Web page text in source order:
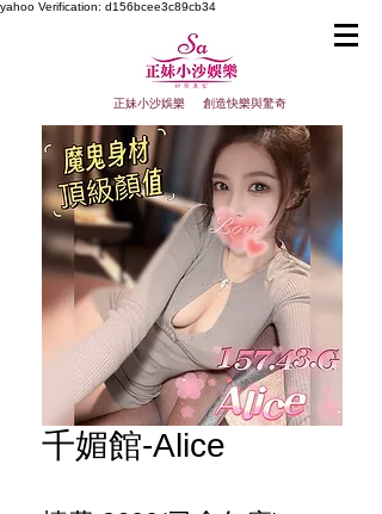
yahoo Verification: d156bcee3c89cb34
正妹小沙娛樂 創造快樂與驚奇
千媚館-Alice